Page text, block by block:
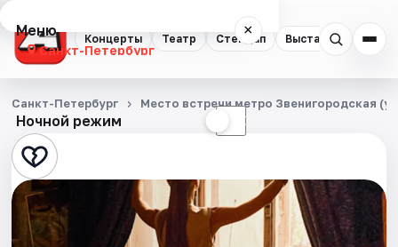
Концерты Театр Стендап Выставки
Меню ×
Санкт-Петербург
Концерты
Театр
Стендап
Выставки
Ночной режим ☾
Санкт-Петербург Место встречи метро Звенигородская